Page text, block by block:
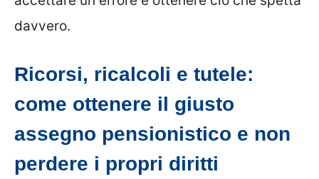
davvero.
Ricorsi, ricalcoli e tutele:
come ottenere il giusto
assegno pensionistico e non
perdere i propri diritti